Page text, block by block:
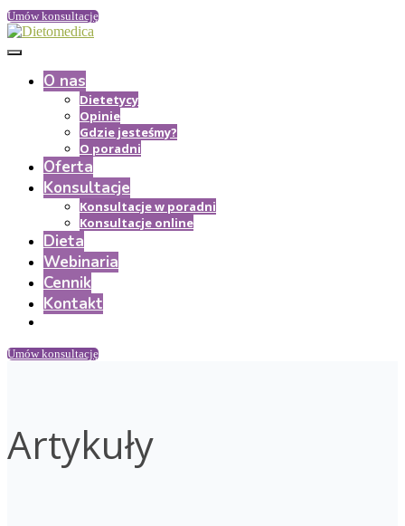
Umów konsultację
O nas
Dietetycy
Opinie
Gdzie jesteśmy?
O poradni
Oferta
Konsultacje
Konsultacje w poradni
Konsultacje online
Dieta
Webinaria
Cennik
Kontakt
Umów konsultację
Artykuły